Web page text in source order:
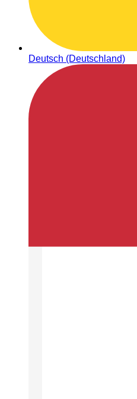
Deutsch (Deutschland)